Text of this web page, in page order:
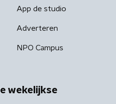
App de studio
Adverteren
NPO Campus
wekelijkse